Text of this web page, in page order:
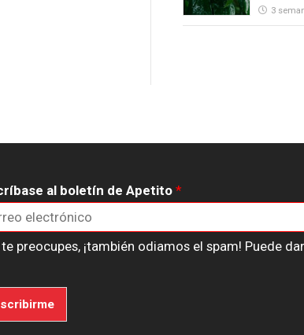
3
al boletín de Apetito *
preocupes, ¡también odiamos el spam! Puede